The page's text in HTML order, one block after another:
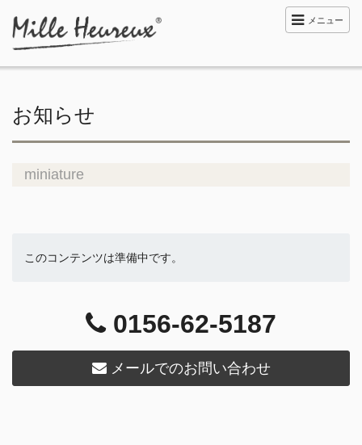
メニュー
お知らせ
miniature
このコンテンツは準備中です。
0156-62-5187
メールでのお問い合わせ